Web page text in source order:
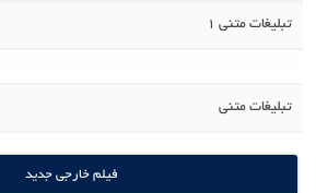
تبلیغات متنی 1
تبلیغات متنی
فیلم خارجی جدید